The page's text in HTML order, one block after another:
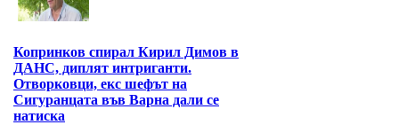
Копринков спирал Кирил Димов в
ДАНС, диплят интриганти.
Отворковци, екс шефът на
Сигуранцата във Варна дали се
натиска